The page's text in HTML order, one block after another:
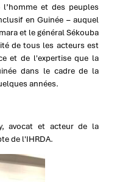
et des peuples
en Guinée – auquel
et le général Sékouba
de tous les acteurs est
et de l'expertise que la
dans le cadre de la
années.
avocat et acteur de la
de l'IHRDA.